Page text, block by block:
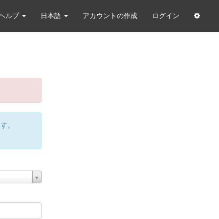
ルプ 日本語 アカウントの作成 ログイン
。